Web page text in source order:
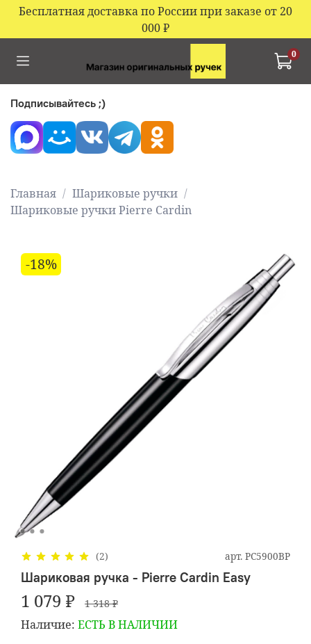
Бесплатная доставка по России при заказе от 20
000₽
0
Главная
Шариковые ручки
Шариковые ручки Pierre Cardin
-18%
(2) арт. PC5900BP
Шариковая ручка - Pierre Cardin Easy
1 079 ₽ 1 318 ₽
Наличие: ЕСТЬ В НАЛИЧИИ
Подписывайтесь ;)